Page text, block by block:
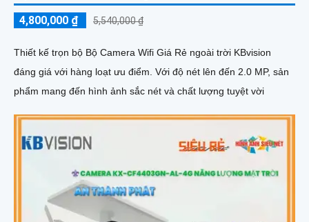
4,800,000 ₫ 5,540,000 ₫
Thiết kế trọn bộ Bộ Camera Wifi Giá Rẻ ngoài trời KBvision
đáng giá với hàng loạt ưu điểm. Với độ nét lên đến 2.0 MP, sản
phẩm mang đến hình ảnh sắc nét và chất lượng tuyệt vời